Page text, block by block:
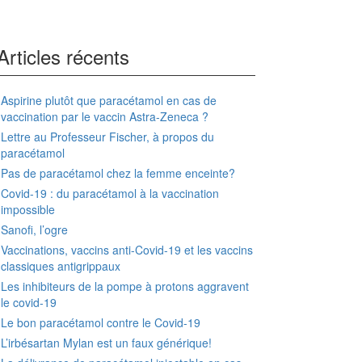
récents
Aspirine plutôt que paracétamol en cas de
vaccination par le vaccin Astra-Zeneca ?
Lettre au Professeur Fischer, à propos du
paracétamol
Pas de paracétamol chez la femme enceinte?
Covid-19 : du paracétamol à la vaccination
impossible
Sanofi, l’ogre
Vaccinations, vaccins anti-Covid-19 et les vaccins
classiques antigrippaux
Les inhibiteurs de la pompe à protons aggravent
le covid-19
Le bon paracétamol contre le Covid-19
L’irbésartan Mylan est un faux générique!